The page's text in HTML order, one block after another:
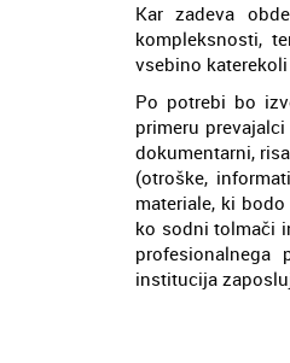
Kar zadeva
kompleksnosti,
vsebino
Po potrebi bo
primeru
dokumentarni,
(otroške,
materiale, ki
ko sodni tolmači
profesionalnega
institucija